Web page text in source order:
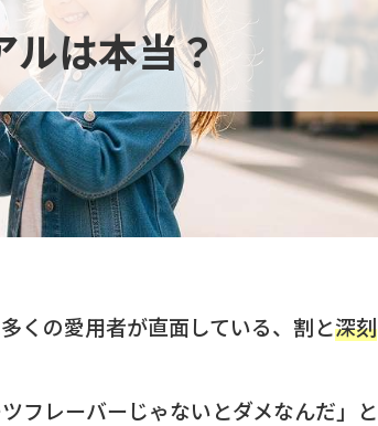
ルは本当？
くの愛用者が直面している、割と深刻
フレーバーじゃないとダメなんだ」と